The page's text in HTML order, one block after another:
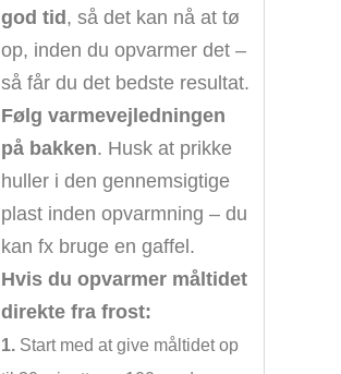
god tid, så det kan nå at tø
op, inden du opvarmer det –
så får du det bedste resultat.
Følg varmevejledningen
på bakken. Husk at prikke
huller i den gennemsigtige
plast inden opvarmning – du
kan fx bruge en gaffel.
Hvis du opvarmer måltidet
direkte fra frost:
1.Start med at give måltidet op